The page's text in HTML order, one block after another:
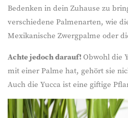
Bedenken in dein Zuhause zu
verschiedene Palmenarten, wie
Mexikanische Zwergpalme oder
Achte jedoch darauf!Obwohl die
mit einer Palme hat, gehört sie
Auch die Yucca ist eine giftige